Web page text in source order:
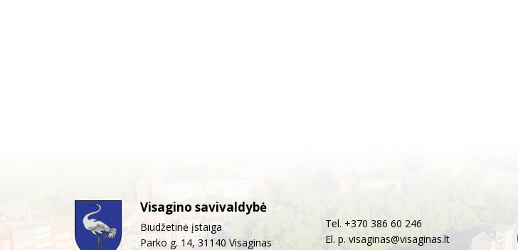
Visagino savivaldybė
Biudžetinė įstaiga
Parko g. 14, 31140 Visaginas
Tel. +370 386 60 246
El. p. visaginas@visaginas.lt